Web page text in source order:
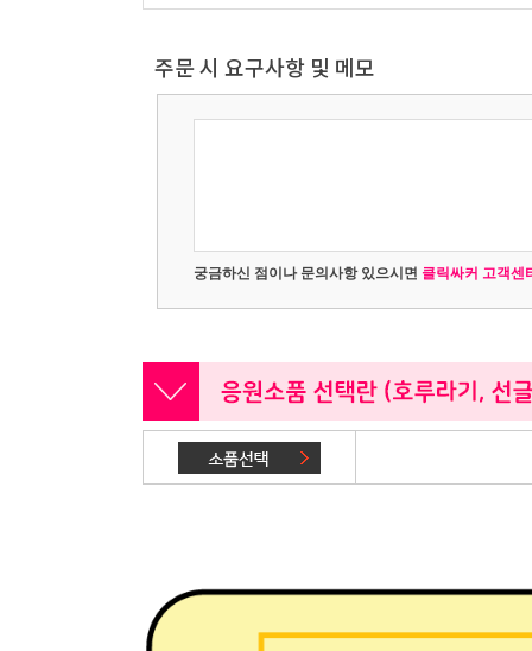
주문 시 요구사항 및 메모
궁금하신 점이나 문의사항 있으시면 클릭싸커 고객센